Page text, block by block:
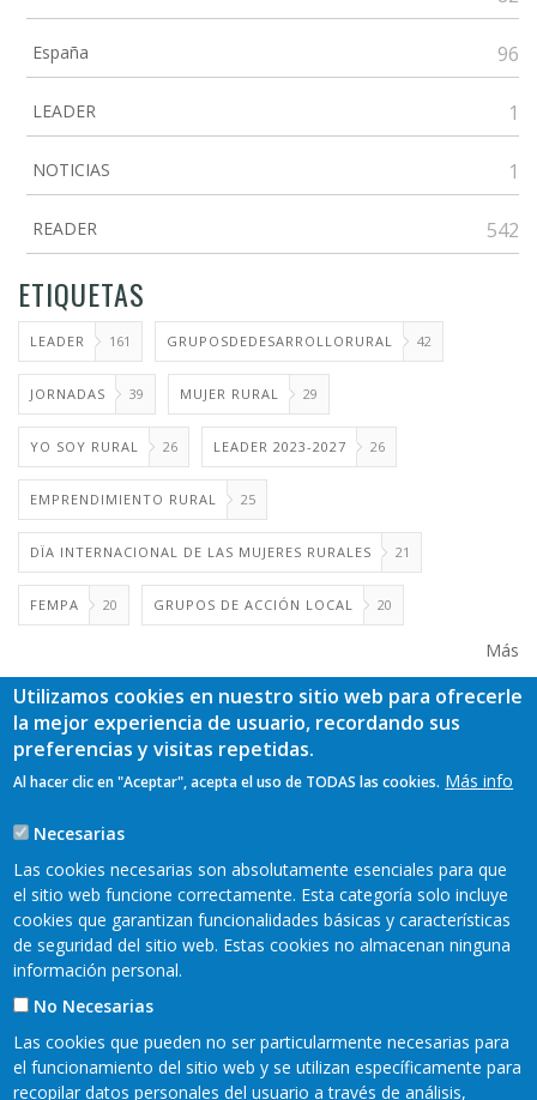
España 96
LEADER 1
NOTICIAS 1
READER 542
ETIQUETAS
LEADER 161 GRUPOSDEDESARROLLORURAL 42
JORNADAS 39 MUJER RURAL 29
YO SOY RURAL 26 LEADER 2023-2027 26
EMPRENDIMIENTO RURAL 25
DÏA INTERNACIONAL DE LAS MUJERES RURALES 21
FEMPA 20 GRUPOS DE ACCIÓN LOCAL 20
Más
Utilizamos cookies en nuestro sitio web para ofrecerle
la mejor experiencia de usuario, recordando sus
preferencias y visitas repetidas.
Al hacer clic en "Aceptar", acepta el uso de TODAS las cookies. Más info
Necesarias
Las cookies necesarias son absolutamente esenciales para que
el sitio web funcione correctamente. Esta categoría solo incluye
cookies que garantizan funcionalidades básicas y características
de seguridad del sitio web. Estas cookies no almacenan ninguna
información personal.
No Necesarias
Las cookies que pueden no ser particularmente necesarias para
el funcionamiento del sitio web y se utilizan específicamente para
recopilar datos personales del usuario a través de análisis,